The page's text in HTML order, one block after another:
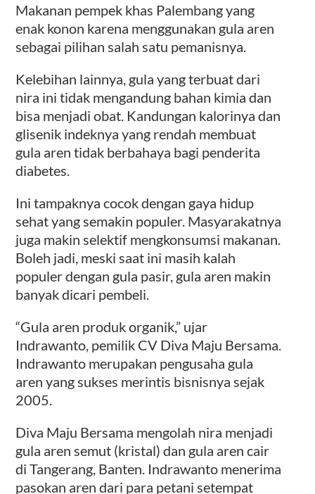
Makanan pempek khas Palembang yang
enak konon karena menggunakan gula aren
sebagai pilihan salah satu pemanisnya.
Kelebihan lainnya, gula yang terbuat dari
nira ini tidak mengandung bahan kimia dan
bisa menjadi obat. Kandungan kalorinya dan
glisenik indeknya yang rendah membuat
gula aren tidak berbahaya bagi penderita
diabetes.
Ini tampaknya cocok dengan gaya hidup
sehat yang semakin populer. Masyarakatnya
juga makin selektif mengkonsumsi makanan.
Boleh jadi, meski saat ini masih kalah
populer dengan gula pasir, gula aren makin
banyak dicari pembeli.
“Gula aren produk organik,” ujar
Indrawanto, pemilik CV Diva Maju Bersama.
Indrawanto merupakan pengusaha gula
aren yang sukses merintis bisnisnya sejak
2005.
Diva Maju Bersama mengolah nira menjadi
gula aren semut (kristal) dan gula aren cair
di Tangerang, Banten. Indrawanto menerima
pasokan aren dari para petani setempat